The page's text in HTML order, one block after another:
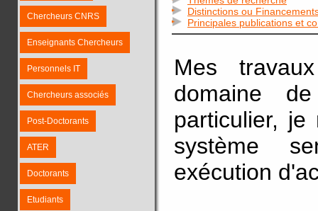
Chercheurs CNRS
Enseignants Chercheurs
Personnels IT
Chercheurs associés
Post-Doctorants
ATER
Doctorants
Etudiants
Distinctions ou
Principales publications et
Mes
domaine
particulier, je
système
exécution